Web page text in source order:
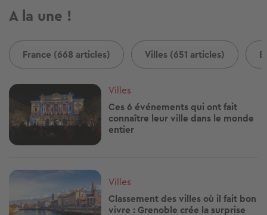
A la une !
France (668 articles) Villes (651 articles)
Image
Villes
Ces 6 événements qui ont fait
connaître leur ville dans le monde
entier
Image
Villes
Classement des villes où il fait bon
vivre : Grenoble crée la surprise